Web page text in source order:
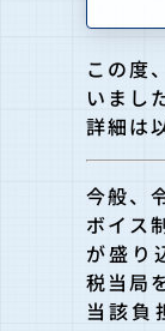
この度
いまし
詳細は
今般、
ボイス
が盛り
税当局
当該負